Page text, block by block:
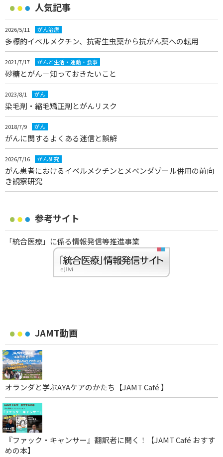
人気記事
2026/5/11 がん治療
多標的イベルメクチン、抗寄生虫薬から抗がん薬への転用
2021/7/17 がんと生活・運動・食事
砂糖とがん－知っておきたいこと
2023/8/1 がん
染毛剤・縮毛矯正剤とがんリスク
2018/7/9 がん
がんに関するよくある迷信と誤解
2026/7/16 がん研究
がん患者におけるイベルメクチンとメベンダゾール併用の前向
き観察研究
参考サイト
「統合医療」に係る情報発信等推進事業
JAMT動画
オランダと学ぶAYAケアのかたち【JAMT Café 】
『ファック・キャンサー』翻訳者に聞く！【JAMT Café おすす
めの本】